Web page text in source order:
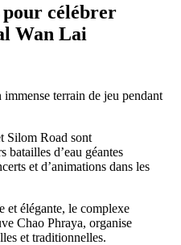
célébrer
Wan Lai
terrain de jeu pendant
Silom Road sont
batailles d’eau géantes
et d’animations dans les
et élégante, le complexe
Chao Phraya, organise
et traditionnelles.